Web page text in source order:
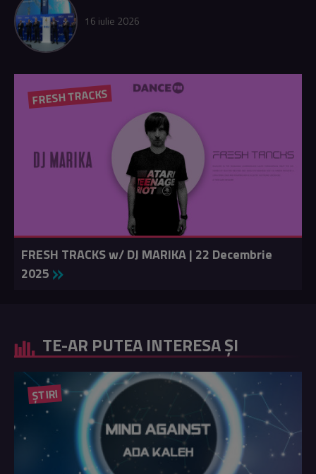
16 iulie 2026
FRESH TRACKS
FRESH TRACKS w/ DJ MARIKA | 22 Decembrie
2025
TE-AR PUTEA INTERESA ȘI
ȘTIRI